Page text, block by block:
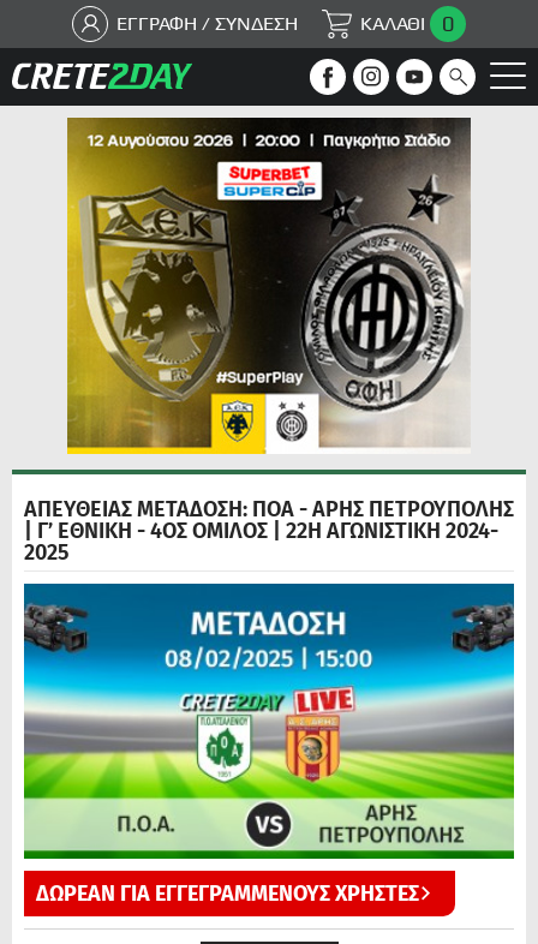
ΕΓΓΡΑΦΗ / ΣΥΝΔΕΣΗ ΚΑΛΑΘΙ 0
ΑΠΕΥΘΕΙΑΣ ΜΕΤΑΔΟΣΗ: ΠΟΑ - ΑΡΗΣ ΠΕΤΡΟΥΠΟΛΗΣ
| Γ’ ΕΘΝΙΚΗ - 4ΟΣ ΟΜΙΛΟΣ | 22Η ΑΓΩΝΙΣΤΙΚΗ 2024-
2025
ΔΩΡΕΑΝ ΓΙΑ ΕΓΓΕΓΡΑΜΜΕΝΟΥΣ ΧΡΗΣΤΕΣ